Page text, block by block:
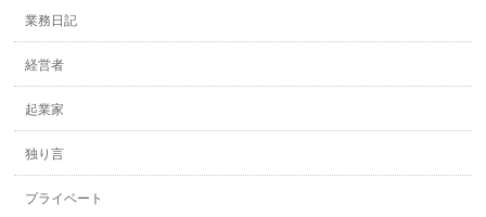
業務日記
経営者
起業家
独り言
プライベート